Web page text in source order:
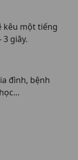
kêu một tiếng
giây.
đình, bệnh